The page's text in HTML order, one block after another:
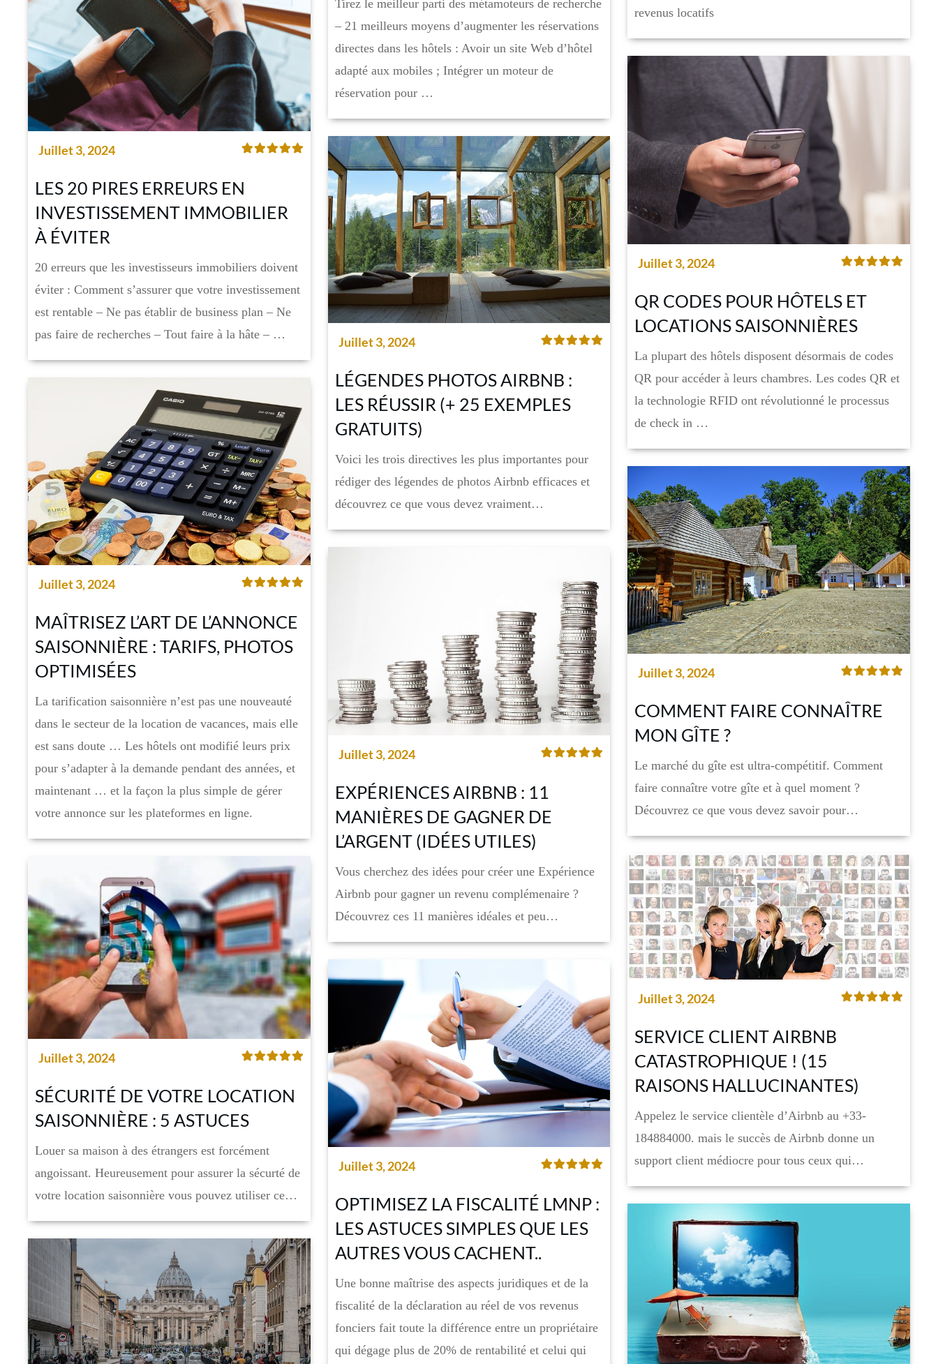
revenus locatifs
Tirez le meilleur parti des métamoteurs de recherche
– 21 meilleurs moyens d’augmenter les réservations
directes dans les hôtels : Avoir un site Web d’hôtel
adapté aux mobiles ; Intégrer un moteur de
réservation pour …
Juillet 3, 2024
LES 20 PIRES ERREURS EN
INVESTISSEMENT IMMOBILIER
À ÉVITER
20 erreurs que les investisseurs immobiliers doivent
éviter : Comment s’assurer que votre investissement
est rentable – Ne pas établir de business plan – Ne
pas faire de recherches – Tout faire à la hâte – …
Juillet 3, 2024
QR CODES POUR HÔTELS ET
LOCATIONS SAISONNIÈRES
La plupart des hôtels disposent désormais de codes
QR pour accéder à leurs chambres. Les codes QR et
la technologie RFID ont révolutionné le processus
de check in …
Juillet 3, 2024
LÉGENDES PHOTOS AIRBNB :
LES RÉUSSIR (+ 25 EXEMPLES
GRATUITS)
Voici les trois directives les plus importantes pour
rédiger des légendes de photos Airbnb efficaces et
découvrez ce que vous devez vraiment…
Juillet 3, 2024
MAÎTRISEZ L’ART DE L’ANNONCE
SAISONNIÈRE : TARIFS, PHOTOS
OPTIMISÉES
La tarification saisonnière n’est pas une nouveauté
dans le secteur de la location de vacances, mais elle
est sans doute … Les hôtels ont modifié leurs prix
pour s’adapter à la demande pendant des années, et
maintenant … et la façon la plus simple de gérer
votre annonce sur les plateformes en ligne.
Juillet 3, 2024
COMMENT FAIRE CONNAÎTRE
MON GÎTE ?
Le marché du gîte est ultra-compétitif. Comment
faire connaître votre gîte et à quel moment ?
Découvrez ce que vous devez savoir pour…
Juillet 3, 2024
EXPÉRIENCES AIRBNB : 11
MANIÈRES DE GAGNER DE
L’ARGENT (IDÉES UTILES)
Vous cherchez des idées pour créer une Expérience
Airbnb pour gagner un revenu complémenaire ?
Découvrez ces 11 manières idéales et peu…
Juillet 3, 2024
SERVICE CLIENT AIRBNB
CATASTROPHIQUE ! (15
RAISONS HALLUCINANTES)
Appelez le service clientèle d’Airbnb au +33-
184884000. mais le succès de Airbnb donne un
support client médiocre pour tous ceux qui…
Juillet 3, 2024
SÉCURITÉ DE VOTRE LOCATION
SAISONNIÈRE : 5 ASTUCES
Louer sa maison à des étrangers est forcément
angoissant. Heureusement pour assurer la sécurté de
votre location saisonnière vous pouvez utiliser ce…
Juillet 3, 2024
OPTIMISEZ LA FISCALITÉ LMNP :
LES ASTUCES SIMPLES QUE LES
AUTRES VOUS CACHENT..
Une bonne maîtrise des aspects juridiques et de la
fiscalité de la déclaration au réel de vos revenus
fonciers fait toute la différence entre un propriétaire
qui dégage plus de 20% de rentabilité et celui qui